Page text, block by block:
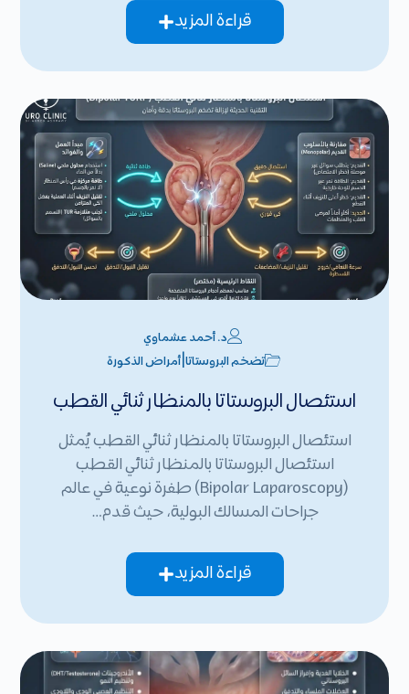
قراءة المزيد
د. أحمد عشماوي
تضخم البروستاتا |أمراض الذكورة
استئصال البروستاتا بالمنظار ثنائي القطب
استئصال البروستاتا بالمنظار ثنائي القطب يُمثل
استئصال البروستاتا بالمنظار ثنائي القطب
(Bipolar Laparoscopy) طفرة نوعية في عالم
جراحات المسالك البولية، حيث قدم…
قراءة المزيد